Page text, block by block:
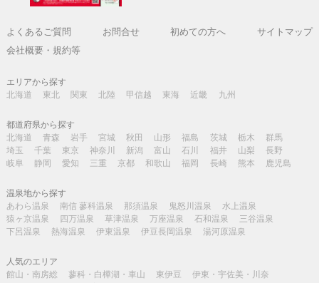
よくあるご質問 お問合せ 初めての方へ
サイトマップ
会社概要・規約等
エリアから探す
北海道
東北 関東 北陸 甲信越 東海 近畿 九州
都道府県から探す
北海道
青森 岩手 宮城 秋田 山形 福島 茨城 栃木
群馬
埼玉
千葉 東京 神奈川 新潟 富山 石川 福井 山梨
長野
岐阜
静岡 愛知 三重 京都 和歌山 福岡 長崎 熊本 鹿児島
温泉地から探す
あわら温泉
南信 蓼科温泉 那須温泉 鬼怒川温泉
水上温泉
猿ヶ京温泉
四万温泉 草津温泉 万座温泉 石和温泉
三谷温泉
下呂温泉
熱海温泉 伊東温泉 伊豆長岡温泉 湯河原温泉
人気のエリア
館山・南房総
蓼科・白樺湖・車山 東伊豆
伊東・宇佐美・川奈